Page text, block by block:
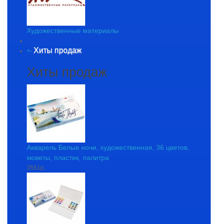
Художественные материалы
+- Хиты продаж
Хиты продаж
Акварель Белые ночи, художественная, 36 цветов,
кюветы, пластик, палитра
3561р.